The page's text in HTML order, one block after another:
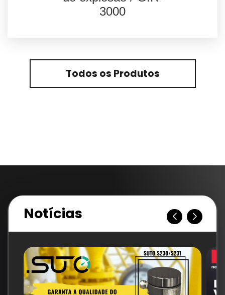
Todos os Produtos
Notícias